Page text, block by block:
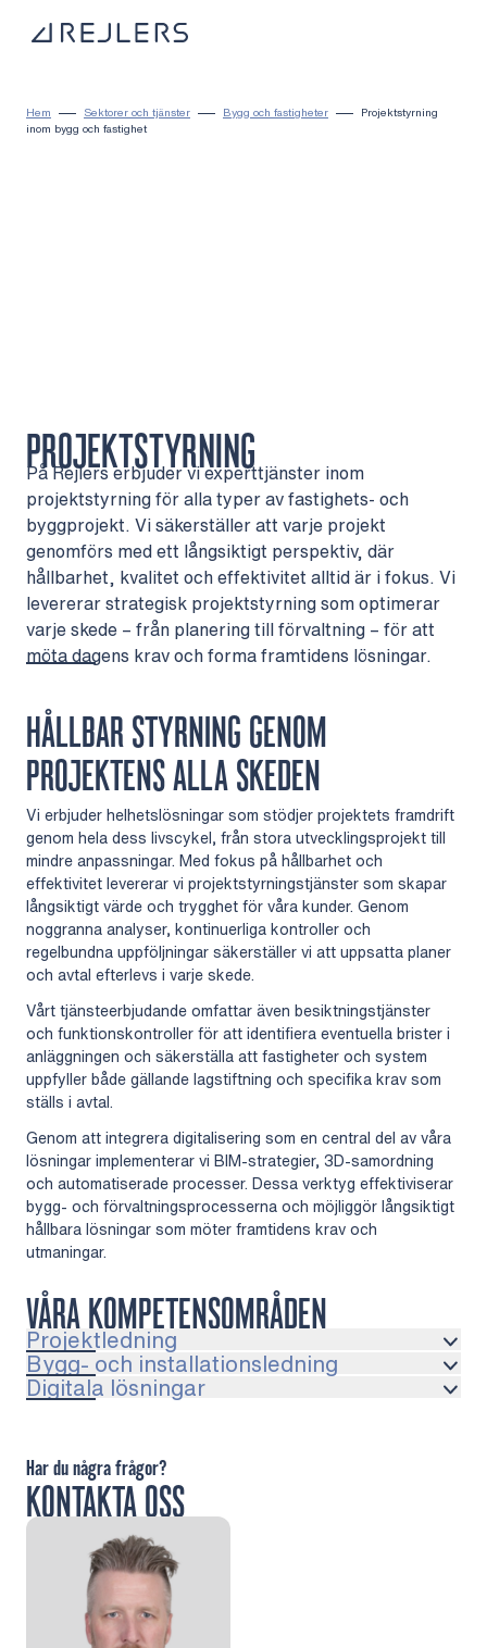
Hem Sektorer och tjänster Bygg och fastigheter
Projektstyrning
inom bygg och fastighet
PROJEKTSTYRNING
På Rejlers erbjuder vi experttjänster inom
projektstyrning för alla typer av fastighets- och
byggprojekt. Vi säkerställer att varje projekt
genomförs med ett långsiktigt perspektiv, där
hållbarhet, kvalitet och effektivitet alltid är i fokus. Vi
levererar strategisk projektstyrning som optimerar
varje skede – från planering till förvaltning – för att
möta dagens krav och forma framtidens lösningar.
HÅLLBAR STYRNING GENOM
PROJEKTENS ALLA SKEDEN
Vi erbjuder helhetslösningar som stödjer projektets framdrift
genom hela dess livscykel, från stora utvecklingsprojekt till
mindre anpassningar. Med fokus på hållbarhet och
effektivitet levererar vi projektstyrningstjänster som skapar
långsiktigt värde och trygghet för våra kunder. Genom
noggranna analyser, kontinuerliga kontroller och
regelbundna uppföljningar säkerställer vi att uppsatta planer
och avtal efterlevs i varje skede.
Vårt tjänsteerbjudande omfattar även besiktningstjänster
och funktionskontroller för att identifiera eventuella brister i
anläggningen och säkerställa att fastigheter och system
uppfyller både gällande lagstiftning och specifika krav som
ställs i avtal.
Genom att integrera digitalisering som en central del av våra
lösningar implementerar vi BIM-strategier, 3D-samordning
och automatiserade processer. Dessa verktyg effektiviserar
bygg- och förvaltningsprocesserna och möjliggör långsiktigt
hållbara lösningar som möter framtidens krav och
utmaningar.
VÅRA KOMPETENSOMRÅDEN
Projektledning
Bygg- och installationsledning
Digitala lösningar
KONTAKTA OSS
Har du några frågor?